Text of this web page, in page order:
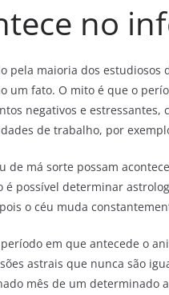
no
pela maioria dos
um fato. O mito é que o
negativos e estressantes,
de trabalho, por
de má sorte possam
é possível determinar
o céu muda
em que antecede o
astrais que nunca são
mês de um determinado